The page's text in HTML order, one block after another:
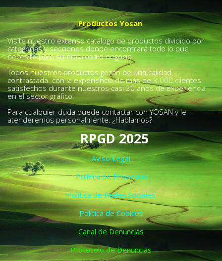
Productos Yosan
Visite nuestro extenso catálogo de productos dividido por
categorías y secciones donde encontrará todo lo que
necesite para su empresa o negocio.
Todos nuestros productos gozan de una calidad
contrastada con la experiencia de más de 3.000 clientes
satisfechos durante nuestros casi 30 años de experiencia
en el sector gráfico.
Para cualquier duda puede contactar con YOSAN y le
atenderemos personalmente. ¿Hablamos?
RPGD 2025
Aviso Legal
Política de Privacidad
Política de Redes Sociales
Política de Cookies
Canal de Denuncias
Protocolo de Denuncias